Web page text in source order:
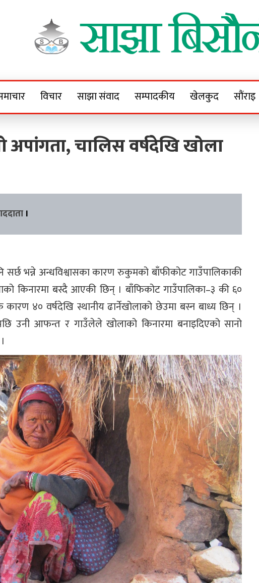
Sajha Bisaunee
विचार साझा संवाद सम्पादकीय खेलकुद सौंराइ
अपांगता, चालिस वर्षदेखि खोला
।
सर्छ भन्ने अन्धविश्वासका कारण रुकुमको बाँफीकोट गाउँपालिकाकी
किनारमा बस्दै आएकी छिन् । बाँफिकोट गाउँपालिका–३ की ६०
४० वर्षदेखि स्थानीय ढार्नेखोलाको छेउमा बस्न बाध्य छिन् ।
उनी आफन्त र गाउँलेले खोलाको किनारमा बनाइदिएको सानो